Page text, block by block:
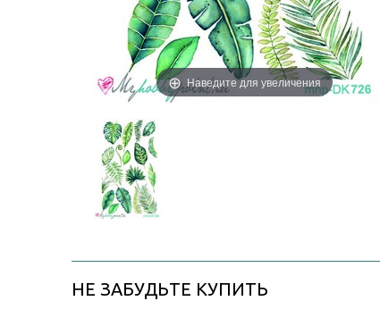
Наведите для увеличения
НЕ ЗАБУДЬТЕ КУПИТЬ